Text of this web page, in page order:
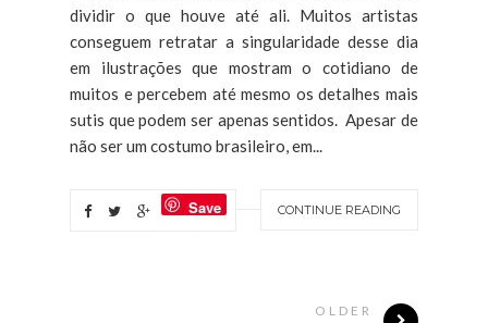
dividir o que houve até ali. Muitos artistas
conseguem retratar a singularidade desse dia
em ilustrações que mostram o cotidiano de
muitos e percebem até mesmo os detalhes mais
sutis que podem ser apenas sentidos. Apesar de
não ser um costumo brasileiro, em...
CONTINUE READING
Save
OLDER